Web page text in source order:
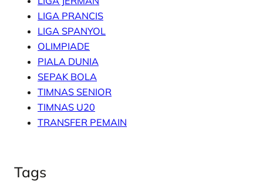
LIGA PRANCIS
LIGA SPANYOL
OLIMPIADE
PIALA DUNIA
SEPAK BOLA
TIMNAS SENIOR
TIMNAS U20
TRANSFER PEMAIN
Tags